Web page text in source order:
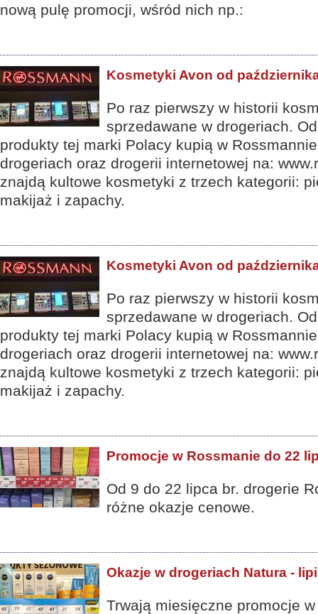
nową pulę promocji, wśród nich np.:
Kosmetyki Avon od
Po raz pierwszy w historii
sprzedawane w drogeriach.
produkty tej marki Polacy kupią w
drogeriach oraz drogerii internetowej na:
znajdą kultowe kosmetyki z trzech kategorii:
makijaż i zapachy.
Kosmetyki Avon od
Po raz pierwszy w historii
sprzedawane w drogeriach.
produkty tej marki Polacy kupią w
drogeriach oraz drogerii internetowej na:
znajdą kultowe kosmetyki z trzech kategorii:
makijaż i zapachy.
Promocje w Rossmanie do 22
Od 9 do 22 lipca br. drogerie
różne okazje cenowe.
Okazje w drogeriach Natura -
Trwają miesięczne promocje